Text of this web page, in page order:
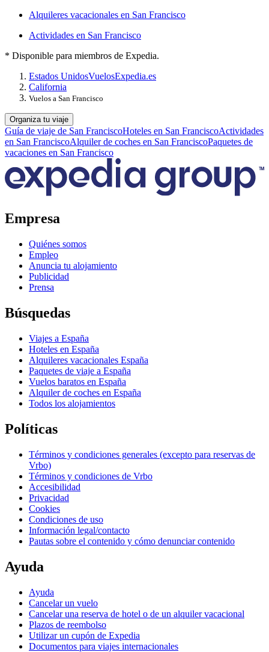
Alquileres vacacionales en San Francisco
Actividades en San Francisco
* Disponible para miembros de Expedia.
Estados UnidosVuelosExpedia.es
California
Vuelos a San Francisco
Organiza tu viaje
Guía de viaje de San FranciscoHoteles en San FranciscoActividades
en San FranciscoAlquiler de coches en San FranciscoPaquetes de
vacaciones en San Francisco
Empresa
Quiénes somos
Empleo
Anuncia tu alojamiento
Publicidad
Prensa
Búsquedas
Viajes a España
Hoteles en España
Alquileres vacacionales España
Paquetes de viaje a España
Vuelos baratos en España
Alquiler de coches en España
Todos los alojamientos
Políticas
Términos y condiciones generales (excepto para reservas de
Vrbo)
Términos y condiciones de Vrbo
Accesibilidad
Privacidad
Cookies
Condiciones de uso
Información legal/contacto
Pautas sobre el contenido y cómo denunciar contenido
Ayuda
Ayuda
Cancelar un vuelo
Cancelar una reserva de hotel o de un alquiler vacacional
Plazos de reembolso
Utilizar un cupón de Expedia
Documentos para viajes internacionales